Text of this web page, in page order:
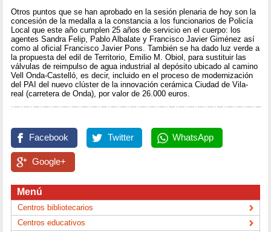
Otros puntos que se han aprobado en la sesión plenaria de hoy son la
concesión de la medalla a la constancia a los funcionarios de Policía
Local que este año cumplen 25 años de servicio en el cuerpo: los
agentes Sandra Felip, Pablo Albalate y Francisco Javier Giménez así
como al oficial Francisco Javier Pons. También se ha dado luz verde a
la propuesta del edil de Territorio, Emilio M. Obiol, para sustituir las
válvulas de reimpulso de agua industrial al depósito ubicado al camino
Vell Onda-Castelló, es decir, incluido en el proceso de modernización
del PAI del nuevo clúster de la innovación cerámica Ciudad de Vila-
real (carretera de Onda), por valor de 26.000 euros.
Facebook Twitter WhatsApp
Google+
Menú
Centros bibliotecarios
Centros educativos